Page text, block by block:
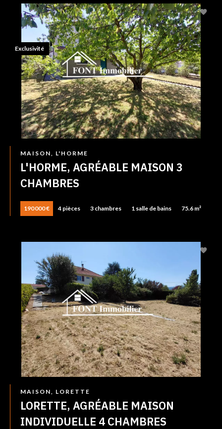
MAISON, L'HORME
L'HORME, AGRÉABLE MAISON 3
CHAMBRES
190 000 € 4 pièces 3 chambres 1 salle de bains 75.6 m²
Exclusivité
MAISON, LORETTE
LORETTE, AGRÉABLE MAISON
INDIVIDUELLE 4 CHAMBRES